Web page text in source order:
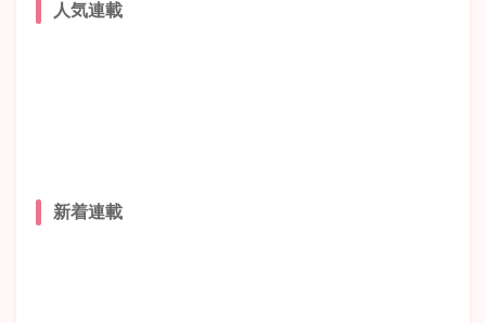
人気連載
新着連載